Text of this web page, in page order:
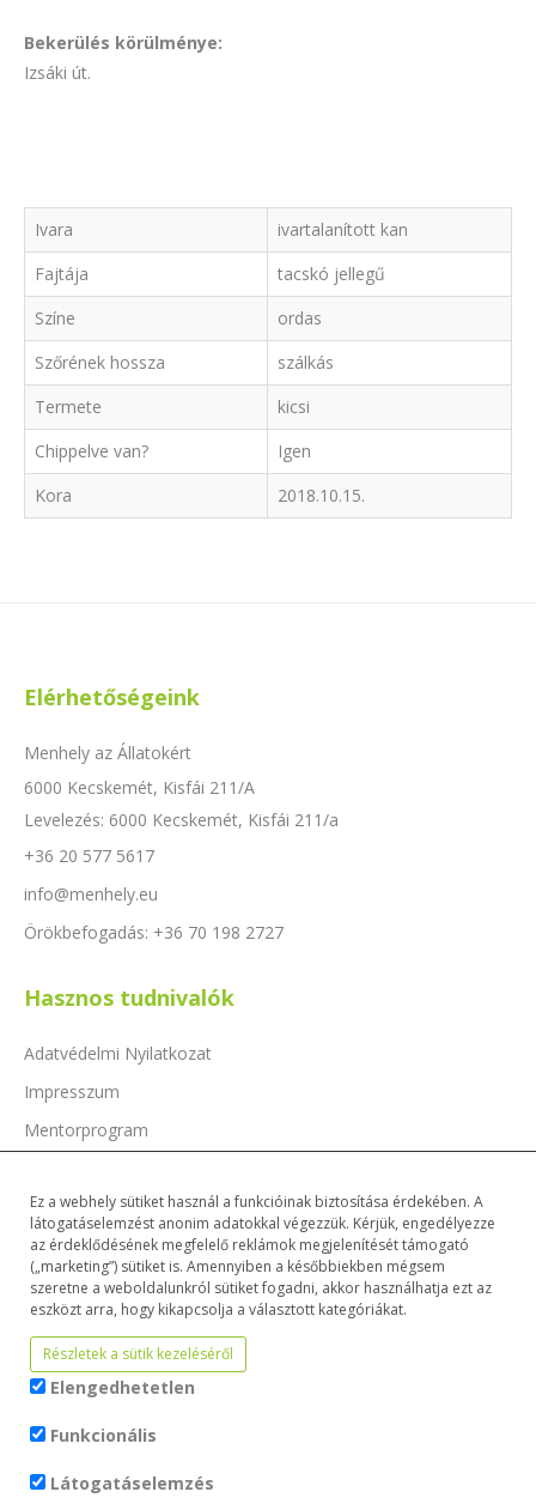
Ez a webhely sütiket használ a funkcióinak biztosítása érdekében. A
látogatáselemzést anonim adatokkal végezzük. Kérjük, engedélyezze
az érdeklődésének megfelelő reklámok megjelenítését támogató
(„marketing”) sütiket is. Amennyiben a későbbiekben mégsem
szeretne a weboldalunkról sütiket fogadni, akkor használhatja ezt az
eszközt arra, hogy kikapcsolja a választott kategóriákat.
Részletek a sütik kezeléséről
Elengedhetetlen
Funkcionális
Látogatáselemzés
Bekerülés körülménye:
Izsáki út.
Ivara
ivartalanított kan
Fajtája
tacskó jellegű
Színe
ordas
Szőrének hossza
szálkás
Termete
kicsi
Chippelve van?
Igen
Kora
2018.10.15.
Elérhetőségeink
Menhely az Állatokért
6000 Kecskemét, Kisfái 211/A
Levelezés: 6000 Kecskemét, Kisfái 211/a
+36 20 577 5617
info@menhely.eu
Örökbefogadás: +36 70 198 2727
Hasznos tudnivalók
Adatvédelmi Nyilatkozat
Impresszum
Mentorprogram
Dokumentumok